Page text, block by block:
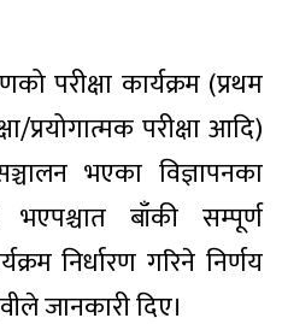
परीक्षा कार्यक्रम (प्रथम
प्रयोगात्मक परीक्षा आदि)
भएका विज्ञापनका
बाँकी सम्पूर्ण
निर्धारण गरिने निर्णय
जानकारी दिए।